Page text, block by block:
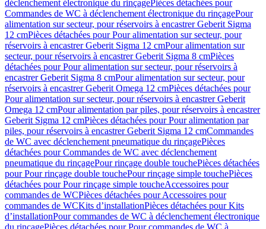
déclenchement électronique du rinçagePièces détachées pour
Commandes de WC à déclenchement électronique du rinçagePour
alimentation sur secteur, pour réservoirs à encastrer Geberit Sigma
12 cmPièces détachées pour Pour alimentation sur secteur, pour
réservoirs à encastrer Geberit Sigma 12 cmPour alimentation sur
secteur, pour réservoirs à encastrer Geberit Sigma 8 cmPièces
détachées pour Pour alimentation sur secteur, pour réservoirs à
encastrer Geberit Sigma 8 cmPour alimentation sur secteur, pour
réservoirs à encastrer Geberit Omega 12 cmPièces détachées pour
Pour alimentation sur secteur, pour réservoirs à encastrer Geberit
Omega 12 cmPour alimentation par piles, pour réservoirs à encastrer
Geberit Sigma 12 cmPièces détachées pour Pour alimentation par
piles, pour réservoirs à encastrer Geberit Sigma 12 cmCommandes
de WC avec déclenchement pneumatique du rinçagePièces
détachées pour Commandes de WC avec déclenchement
pneumatique du rinçagePour rinçage double touchePièces détachées
pour Pour rinçage double touchePour rinçage simple touchePièces
détachées pour Pour rinçage simple toucheAccessoires pour
commandes de WCPièces détachées pour Accessoires pour
commandes de WCKits d’installationPièces détachées pour Kits
d’installationPour commandes de WC à déclenchement électronique
du rinçagePièces détachées pour Pour commandes de WC à